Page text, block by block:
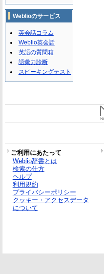
Weblioのサービス
英会話コラム
Weblio英会話
英語の質問箱
語彙力診断
スピーキングテスト
ご利用にあたって
Weblio辞書とは
検索の仕方
ヘルプ
利用規約
プライバシーポリシー
クッキー・アクセスデータ
について